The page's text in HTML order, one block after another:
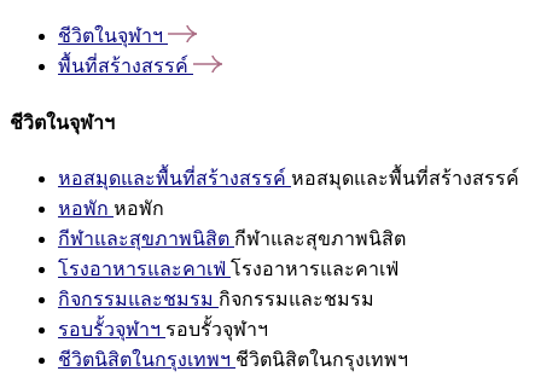
ชีวิตในจุฬาฯ
พื้นที่สร้างสรรค์
ชีวิตในจุฬาฯ
หอสมุดและพื้นที่สร้างสรรค์ หอสมุดและพื้นที่สร้างสรรค์
หอพัก หอพัก
กีฬาและสุขภาพนิสิต กีฬาและสุขภาพนิสิต
โรงอาหารและคาเฟ่ โรงอาหารและคาเฟ่
กิจกรรมและชมรม กิจกรรมและชมรม
รอบรั้วจุฬาฯ รอบรั้วจุฬาฯ
ชีวิตนิสิตในกรุงเทพฯ ชีวิตนิสิตในกรุงเทพฯ